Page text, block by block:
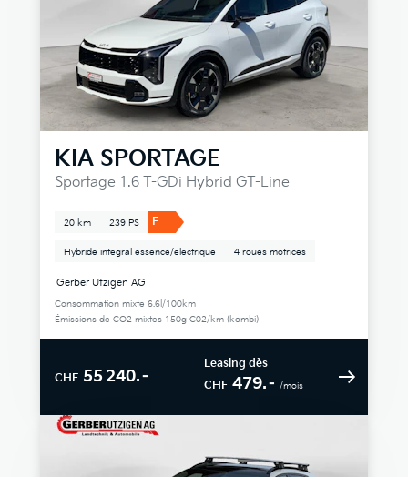
KIA SPORTAGE
Sportage 1.6 T-GDi Hybrid GT-Line
20 km 239 PS F
Hybride intégral essence/électrique 4 roues motrices
Gerber Utzigen AG
Consommation mixte 6.6l/100km
Émissions de CO2 mixtes 150g C02/km (kombi)
CHF 55 240.–
Leasing dès
CHF 479.– /mois